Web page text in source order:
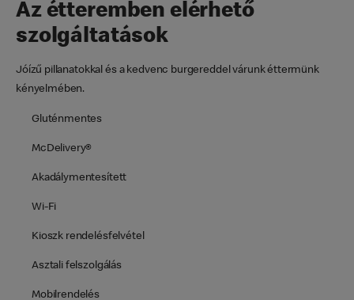
Az étteremben elérhető
szolgáltatások
Jóízű pillanatokkal és a kedvenc burgereddel várunk éttermünk
kényelmében.
Gluténmentes
McDelivery®
Akadálymentesített
Wi-Fi
Kioszk rendelésfelvétel
Asztali felszolgálás
Mobilrendelés